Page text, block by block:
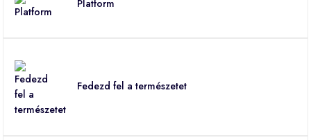
Platform
Fedezd fel a természetet